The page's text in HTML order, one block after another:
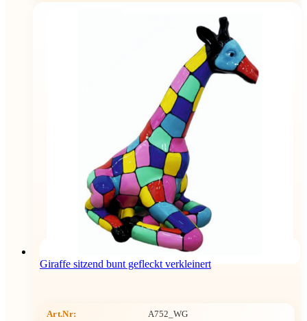
Giraffe sitzend bunt gefleckt verkleinert
Art.Nr: A752_WG